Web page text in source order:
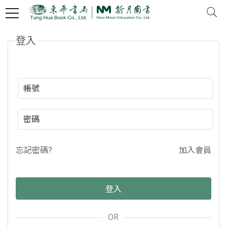
登入
忘記密碼? 加入會員
OR